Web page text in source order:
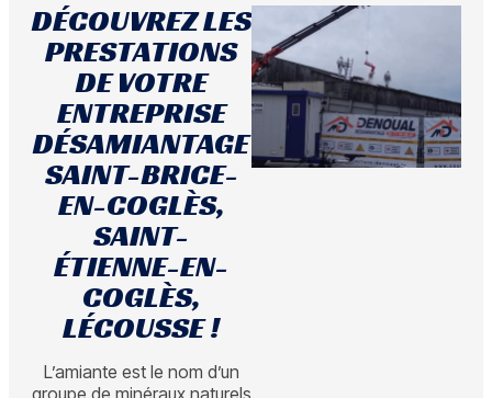
DÉCOUVREZ LES
PRESTATIONS
DE VOTRE
ENTREPRISE
DÉSAMIANTAGE
SAINT-BRICE-
EN-COGLÈS,
SAINT-
ÉTIENNE-EN-
COGLÈS,
LÉCOUSSE !
L’amiante est le nom d’un
groupe de minéraux naturels